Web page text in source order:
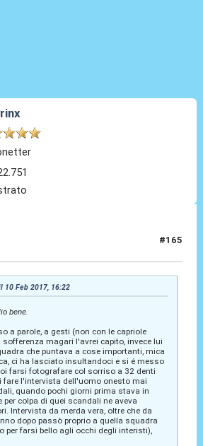
#165
10 Feb 2017, 16:22
bene.
a parole, a gesti (non con le capriole
magari l'avrei capito, invece lui
che puntava a cose importanti, mica
ci ha lasciato insultandoci e si é messo
farsi fotografare col sorriso a 32 denti
fare l'intervista dell'uomo onesto mai
quando pochi giorni prima stava in
per colpa di quei scandali ne aveva
Intervista da merda vera, oltre che da
dopo passò proprio a quella squadra
per farsi bello agli occhi degli interisti),